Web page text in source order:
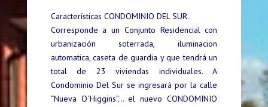
Características CONDOMINIO DEL SUR.
Corresponde a un Conjunto Residencial con
urbanización soterrada, iluminacion
automatica, caseta de guardia y que tendrá un
total de 23 viviendas individuales. A
Condominio Del Sur se ingresará por la calle
“Nueva O´Higgins”… el nuevo CONDOMINIO